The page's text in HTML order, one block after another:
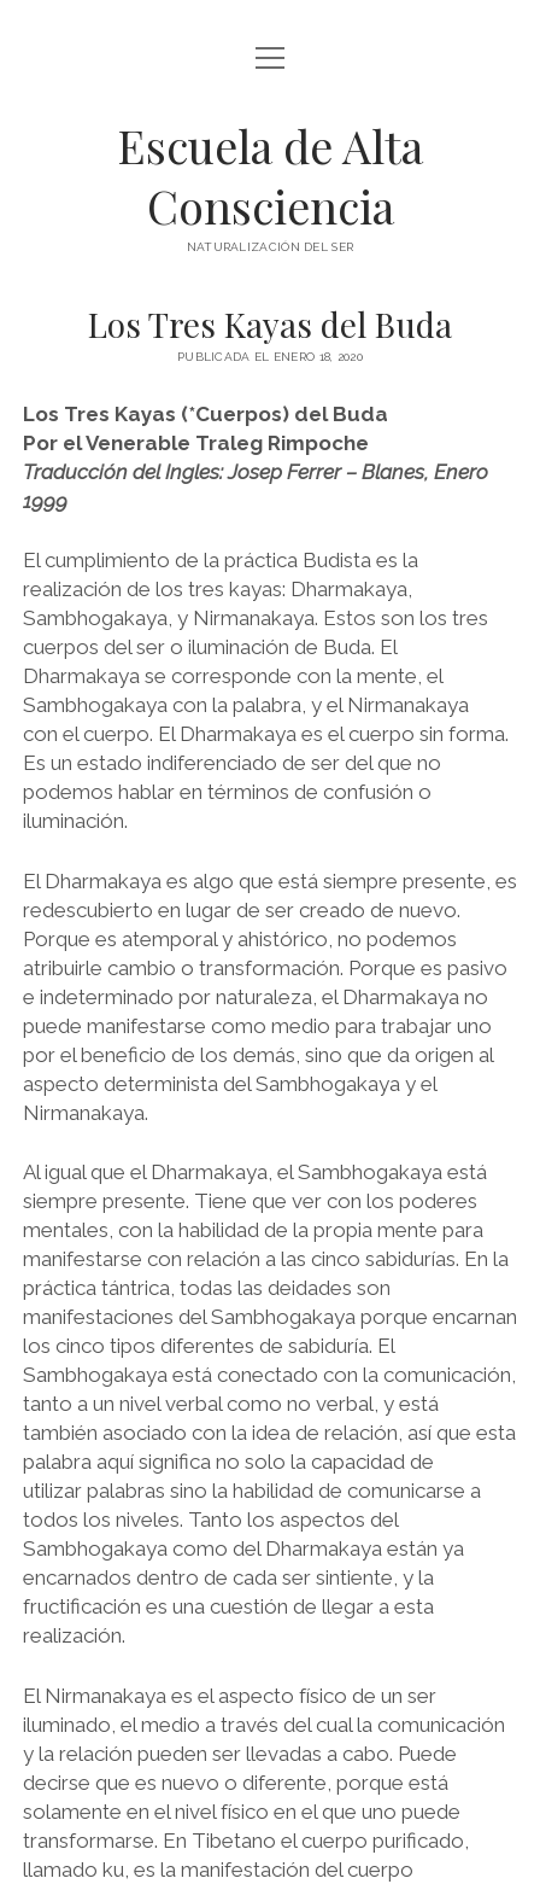
BLOG Y ARTÍCULOS
whatsapp
abrir
menú
Escuela de Alta
Consciencia
NATURALIZACIÓN DEL SER
Los Tres Kayas del Buda
PUBLICADA EL ENERO 18, 2020
Los Tres Kayas (*Cuerpos) del Buda
Por el Venerable Traleg Rimpoche
Traducción del Ingles: Josep Ferrer – Blanes, Enero
1999
El cumplimiento de la práctica Budista es la
realización de los tres kayas: Dharmakaya,
Sambhogakaya, y Nirmanakaya. Estos son los tres
cuerpos del ser o iluminación de Buda. El
Dharmakaya se corresponde con la mente, el
Sambhogakaya con la palabra, y el Nirmanakaya
con el cuerpo. El Dharmakaya es el cuerpo sin forma.
Es un estado indiferenciado de ser del que no
podemos hablar en términos de confusión o
iluminación.
El Dharmakaya es algo que está siempre presente, es
redescubierto en lugar de ser creado de nuevo.
Porque es atemporal y ahistórico, no podemos
atribuirle cambio o transformación. Porque es pasivo
e indeterminado por naturaleza, el Dharmakaya no
puede manifestarse como medio para trabajar uno
por el beneficio de los demás, sino que da origen al
aspecto determinista del Sambhogakaya y el
Nirmanakaya.
Al igual que el Dharmakaya, el Sambhogakaya está
siempre presente. Tiene que ver con los poderes
mentales, con la habilidad de la propia mente para
manifestarse con relación a las cinco sabidurías. En la
práctica tántrica, todas las deidades son
manifestaciones del Sambhogakaya porque encarnan
los cinco tipos diferentes de sabiduría. El
Sambhogakaya está conectado con la comunicación,
tanto a un nivel verbal como no verbal, y está
también asociado con la idea de relación, así que esta
palabra aquí significa no solo la capacidad de
utilizar palabras sino la habilidad de comunicarse a
todos los niveles. Tanto los aspectos del
Sambhogakaya como del Dharmakaya están ya
encarnados dentro de cada ser sintiente, y la
fructificación es una cuestión de llegar a esta
realización.
El Nirmanakaya es el aspecto físico de un ser
iluminado, el medio a través del cual la comunicación
y la relación pueden ser llevadas a cabo. Puede
decirse que es nuevo o diferente, porque está
solamente en el nivel físico en el que uno puede
transformarse. En Tibetano el cuerpo purificado,
llamado ku, es la manifestación del cuerpo